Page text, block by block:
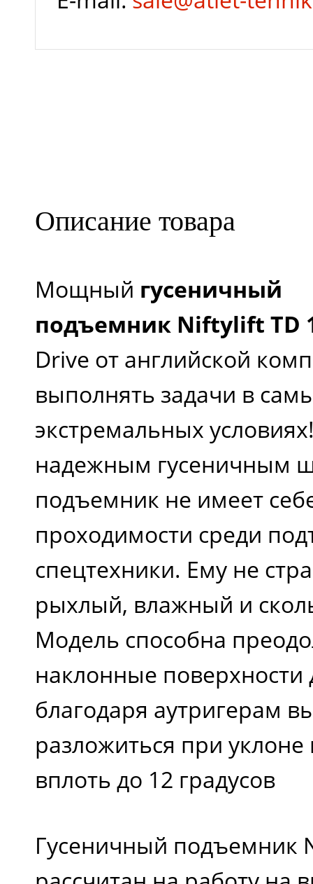
Описание товара
Мощный гусеничный
подъемник Niftylift TD
Drive от английской
выполнять задачи в
экстремальных
надежным гусеничным
подъемник не имеет
проходимости среди
спецтехники. Ему не
рыхлый, влажный и
Модель способна
наклонные поверхности
благодаря аутригерам
разложиться при уклоне
вплоть до 12 градусов
Гусеничный подъемник